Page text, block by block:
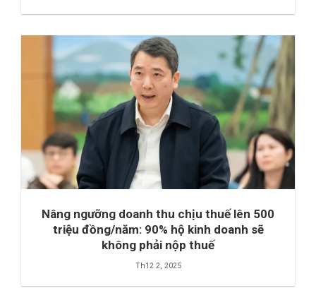
Nâng ngưỡng doanh thu chịu thuế lên 500
triệu đồng/năm: 90% hộ kinh doanh sẽ
không phải nộp thuế
Th12 2, 2025